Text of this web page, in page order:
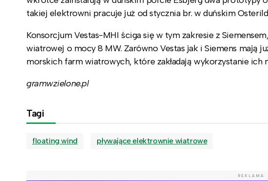
takiej elektrowni pracuje już od stycznia br. w duńskim
Konsorcjum Vestas-MHI ściga się w tym zakresie z
wiatrowej o mocy 8 MW. Zarówno Vestas jak i Siemens mają
morskich farm wiatrowych, które zakładają wykorzystanie ich
gramwzielone.pl
Tagi
floating wind pływające elektrownie wiatrowe
REKLAMA